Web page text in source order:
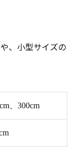
、小型サイズの
、300cm